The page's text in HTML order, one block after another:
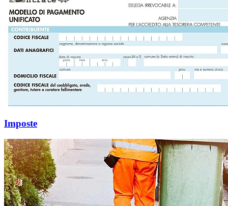
Imposte